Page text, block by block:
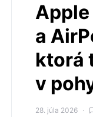
a
ktorá
v
28. júla 2026